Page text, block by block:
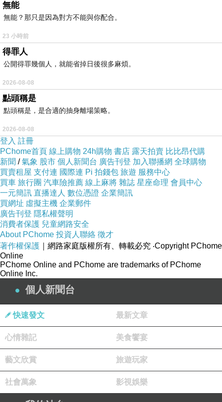
無能
無能？那只是因為對方不能與你配合。
23 小時前
得罪人
公開得罪幾個人，就能省掉日後很多麻煩。
2026-08-08
點頭稱是
點頭稱是，是合適的抽身離場策略。
2026-08-08
登入 註冊
PChome首頁 線上購物 24h購物 書店 露天拍賣 比比昂代購
新聞 /氣象 股市 個人新聞台 廣告刊登 加入聯播網 全球購物
買賣租屋 支付連 國際連 Pi 拍錢包 旅遊 服務中心
買車 旅行團 汽車險推薦 線上麻將 雜誌 星座命理 會員中心
一元簡訊 直播達人 數位憑證 企業簡訊
買網址 虛擬主機 企業郵件
廣告刊登 隱私權聲明
消費者保護 兒童網路安全
About PChome 投資人聯絡 徵才
著作權保護 ｜網路家庭版權所有、轉載必究 ‧Copyright PChome
Online
PChome Online and PChome are trademarks of PChome
Online Inc.
個人新聞台
快速發文 最新文章
心情雜記 美食饗宴
藝文欣賞 旅遊玩家
社會萬象 影視娛樂